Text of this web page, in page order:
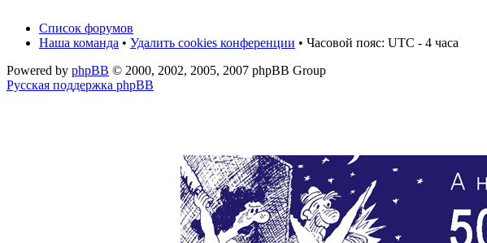
Список форумов
Наша команда • Удалить cookies конференции • Часовой пояс: UTC - 4 часа
Powered by phpBB © 2000, 2002, 2005, 2007 phpBB Group
Русская поддержка phpBB